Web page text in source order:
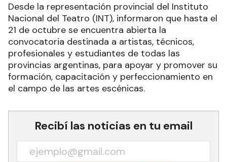
Desde la representación provincial del Instituto
Nacional del Teatro (INT), informaron que hasta el
21 de octubre se encuentra abierta la
convocatoria destinada a artistas, técnicos,
profesionales y estudiantes de todas las
provincias argentinas, para apoyar y promover su
formación, capacitación y perfeccionamiento en
el campo de las artes escénicas.
Recibí las noticias en tu email